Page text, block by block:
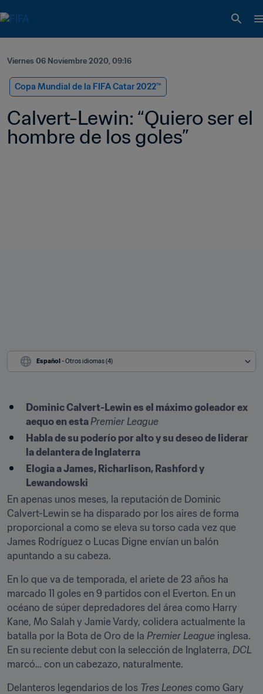
Viernes 06 Noviembre 2020, 09:16
Copa Mundial de la FIFA Catar 2022™
Calvert-Lewin: “Quiero ser el
hombre de los goles”
Español - Otros idiomas (4)
Dominic Calvert-Lewin es el máximo goleador ex
aequo en esta Premier League
Habla de su poderío por alto y su deseo de liderar
la delantera de Inglaterra
Elogia a James, Richarlison, Rashford y
Lewandowski
En apenas unos meses, la reputación de Dominic
Calvert-Lewin se ha disparado por los aires de forma
proporcional a como se eleva su torso cada vez que
James Rodríguez o Lucas Digne envían un balón
apuntando a su cabeza.
En lo que va de temporada, el ariete de 23 años ha
marcado 11 goles en 9 partidos con el Everton. En un
océano de súper depredadores del área como Harry
Kane, Mo Salah y Jamie Vardy, colidera actualmente la
batalla por la Bota de Oro de la Premier League inglesa.
En su reciente debut con la selección de Inglaterra, DCL
marcó… con un cabezazo, naturalmente.
Delanteros legendarios de los Tres Leones como Gary